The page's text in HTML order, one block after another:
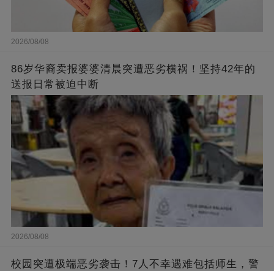
2026/08/08
86岁华裔卖报婆婆清晨突遭恶劣横祸！坚持42年的
送报日常被迫中断
2026/08/08
校园突遭极端恶劣袭击！7人不幸遇难包括师生，警